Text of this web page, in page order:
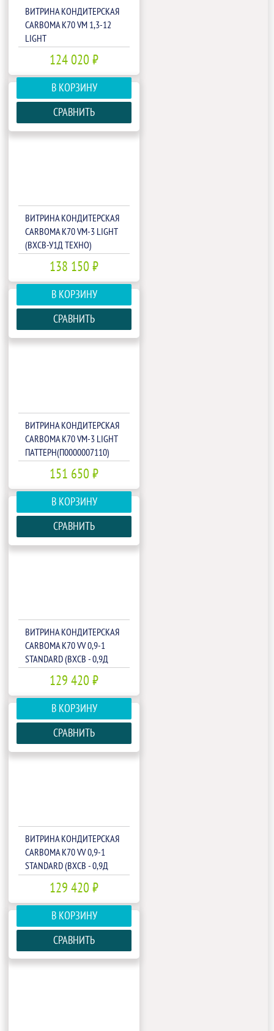
ВИТРИНА КОНДИТЕРСКАЯ
CARBOMA K70 VM 1,3-12
LIGHT
ПАТТЕРН(П0000007108)
124 020 ₽
В КОРЗИНУ
СРАВНИТЬ
ВИТРИНА КОНДИТЕРСКАЯ
CARBOMA K70 VM-3 LIGHT
(ВХСВ-У1Д ТЕХНО)
(1802149P)
138 150 ₽
В КОРЗИНУ
СРАВНИТЬ
ВИТРИНА КОНДИТЕРСКАЯ
CARBOMA K70 VM-3 LIGHT
ПАТТЕРН(П0000007110)
151 650 ₽
В КОРЗИНУ
СРАВНИТЬ
ВИТРИНА КОНДИТЕРСКАЯ
CARBOMA K70 VV 0,9-1
STANDARD (ВХСВ - 0,9Д
ЛЮКС ТЕХНО)(1801970P)
129 420 ₽
В КОРЗИНУ
СРАВНИТЬ
ВИТРИНА КОНДИТЕРСКАЯ
CARBOMA K70 VV 0,9-1
STANDARD (ВХСВ - 0,9Д
129 420 ₽
В КОРЗИНУ
СРАВНИТЬ